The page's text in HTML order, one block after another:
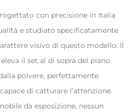
con precisione in Italia
e studiato specificatamente
visivo di questo modello. Il
il set al di sopra del piano
polvere, perfettamente
di catturare l’attenzione.
da esposizione, nessun